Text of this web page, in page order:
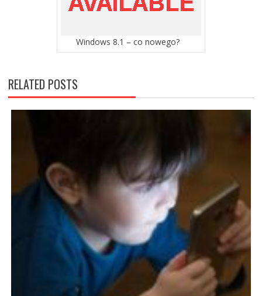
Windows 8.1 – co nowego?
RELATED POSTS